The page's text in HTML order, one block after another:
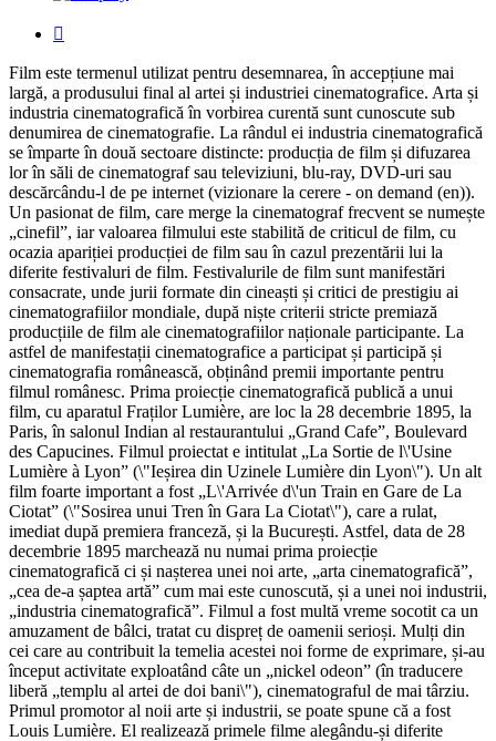
Film este termenul utilizat pentru desemnarea, în accepțiune mai
largă, a produsului final al artei și industriei cinematografice. Arta și
industria cinematografică în vorbirea curentă sunt cunoscute sub
denumirea de cinematografie. La rândul ei industria cinematografică
se împarte în două sectoare distincte: producția de film și difuzarea
lor în săli de cinematograf sau televiziuni, blu-ray, DVD-uri sau
descărcându-l de pe internet (vizionare la cerere - on demand (en)).
Un pasionat de film, care merge la cinematograf frecvent se numește
„cinefil”, iar valoarea filmului este stabilită de criticul de film, cu
ocazia apariției producției de film sau în cazul prezentării lui la
diferite festivaluri de film. Festivalurile de film sunt manifestări
consacrate, unde jurii formate din cineaști și critici de prestigiu ai
cinematografiilor mondiale, după niște criterii stricte premiază
producțiile de film ale cinematografiilor naționale participante. La
astfel de manifestații cinematografice a participat și participă și
cinematografia românească, obținând premii importante pentru
filmul românesc. Prima proiecție cinematografică publică a unui
film, cu aparatul Fraților Lumière, are loc la 28 decembrie 1895, la
Paris, în salonul Indian al restaurantului „Grand Cafe”, Boulevard
des Capucines. Filmul proiectat e intitulat „La Sortie de l\'Usine
Lumière à Lyon” (\"Ieșirea din Uzinele Lumière din Lyon\"). Un alt
film foarte important a fost „L\'Arrivée d\'un Train en Gare de La
Ciotat” (\"Sosirea unui Tren în Gara La Ciotat\"), care a rulat,
imediat după premiera franceză, și la București. Astfel, data de 28
decembrie 1895 marchează nu numai prima proiecție
cinematografică ci și nașterea unei noi arte, „arta cinematografică”,
„cea de-a șaptea artă” cum mai este cunoscută, și a unei noi industrii,
„industria cinematografică”. Filmul a fost multă vreme socotit ca un
amuzament de bâlci, tratat cu dispreț de oamenii serioși. Mulți din
cei care au contribuit la temelia acestei noi forme de exprimare, și-au
început activitate exploatând câte un „nickel odeon” (în traducere
liberă „templu al artei de doi bani\"), cinematograful de mai târziu.
Primul promotor al noii arte și industrii, se poate spune că a fost
Louis Lumière. El realizează primele filme alegându-și diferite